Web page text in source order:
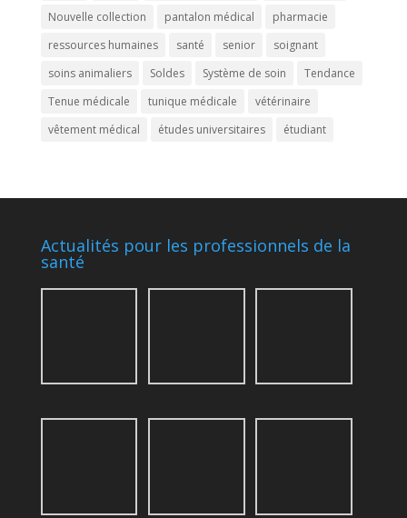
Nouvelle collection
pantalon médical
pharmacie
ressources humaines
santé senior
soignant
soins animaliers
Soldes Système de soin
Tendance
Tenue médicale
tunique médicale
vétérinaire
vêtement médical
études universitaires étudiant
Actualités pour les professionnels de la
santé